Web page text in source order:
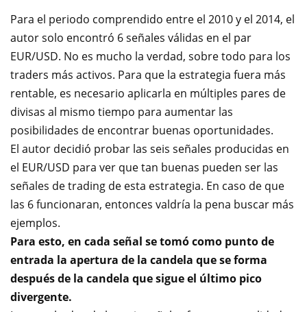
Para el periodo comprendido entre el 2010 y el 2014, el
autor solo encontró 6 señales válidas en el par
EUR/USD. No es mucho la verdad, sobre todo para los
traders más activos. Para que la estrategia fuera más
rentable, es necesario aplicarla en múltiples pares de
divisas al mismo tiempo para aumentar las
posibilidades de encontrar buenas oportunidades.
El autor decidió probar las seis señales producidas en
el EUR/USD para ver que tan buenas pueden ser las
señales de trading de esta estrategia. En caso de que
las 6 funcionaran, entonces valdría la pena buscar más
ejemplos.
Para esto, en cada señal se tomó como punto de
entrada la apertura de la candela que se forma
después de la candela que sigue el último pico
divergente.